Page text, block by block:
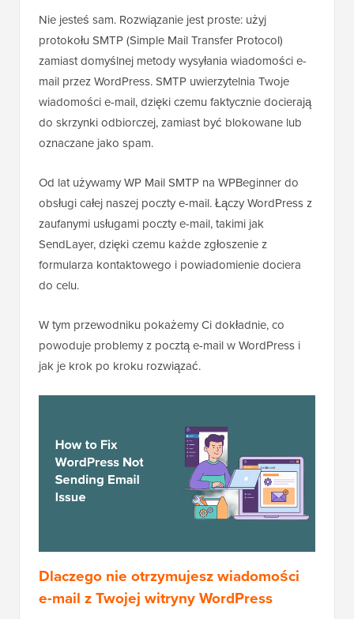
Nie jesteś sam. Rozwiązanie jest proste: użyj
protokołu SMTP (Simple Mail Transfer Protocol)
zamiast domyślnej metody wysyłania wiadomości e-
mail przez WordPress. SMTP uwierzytelnia Twoje
wiadomości e-mail, dzięki czemu faktycznie docierają
do skrzynki odbiorczej, zamiast być blokowane lub
oznaczane jako spam.
Od lat używamy WP Mail SMTP na WPBeginner do
obsługi całej naszej poczty e-mail. Łączy WordPress z
zaufanymi usługami poczty e-mail, takimi jak
SendLayer, dzięki czemu każde zgłoszenie z
formularza kontaktowego i powiadomienie dociera
do celu.
W tym przewodniku pokażemy Ci dokładnie, co
powoduje problemy z pocztą e-mail w WordPress i
jak je krok po kroku rozwiązać.
Dlaczego nie otrzymujesz wiadomości
e-mail z Twojej witryny WordPress